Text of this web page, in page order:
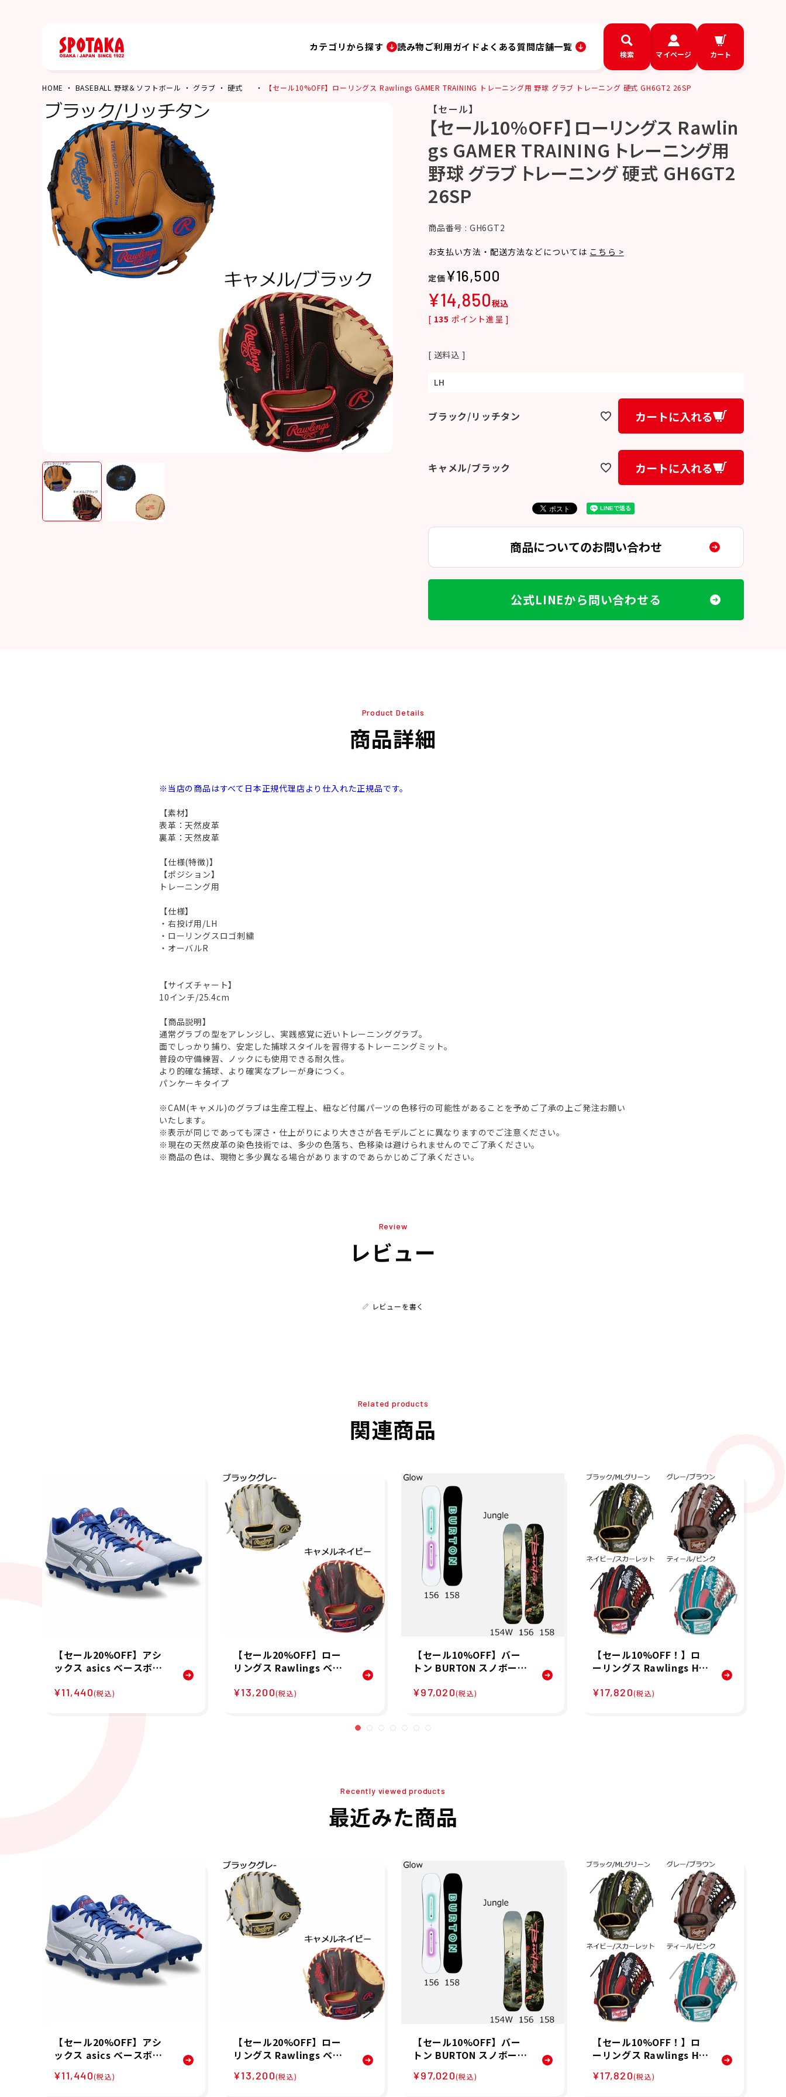
カテゴリから探す 読み物ご利用ガイドよくある質問店舗一覧
検索 マイページ カート
HOME BASEBALL 野球＆ソフトボール グラブ 硬式 【セール10%OFF】ローリングス Rawlings GAMER TRAINING トレーニング用 野球 グラブ トレーニング 硬式 GH6GT2 26SP
【セール】
【セール10%OFF】ローリングス Rawlin
gs GAMER TRAINING トレーニング用
野球 グラブ トレーニング 硬式 GH6GT2
26SP
商品番号 GH6GT2
お支払い方法・配送方法などについては こちら >
¥16,500
¥14,850税込
[ 135 ポイント進呈 ]
送料込
LH
ブラック/リッチタン カートに入れる
キャメル/ブラック カートに入れる
商品についてのお問い合わせ
公式LINEから問い合わせる
Product Details
商品詳細
※当店の商品はすべて日本正規代理店より仕入れた正規品です。
【素材】
表革：天然皮革
裏革：天然皮革
【仕様(特徴)】
【ポジション】
トレーニング用
【仕様】
・右投げ用/LH
・ローリングスロゴ刺繍
・オーバルR
【サイズチャート】
10インチ/25.4cm
【商品説明】
通常グラブの型をアレンジし、実践感覚に近いトレーニンググラブ。
面でしっかり捕り、安定した捕球スタイルを習得するトレーニングミット。
普段の守備練習、ノックにも使用できる耐久性。
より的確な捕球、より確実なプレーが身につく。
パンケーキタイプ
※CAM(キャメル)のグラブは生産工程上、紐など付属パーツの色移行の可能性があることを予めご了承の上ご発注お願い
いたします。
※表示が同じであっても深さ・仕上がりにより大きさが各モデルごとに異なりますのでご注意ください。
※現在の天然皮革の染色技術では、多少の色落ち、色移染は避けられませんのでご了承ください。
※商品の色は、現物と多少異なる場合がありますのであらかじめご了承ください。
Review
レビュー
レビューを書く
Related products
関連商品
【セール20%OFF】アシ
ックス asics ベースボー
ントスパイク ゴールドス
¥11,440(税込)
【セール20%OFF】ロー
リングス Rawlings ベー
ル グラブ ミット グローブ
¥13,200(税込)
【セール10%OFF】バー
トン BURTON スノボー
ustom キャンバー オール
¥97,020(税込)
【セール10%OFF！】ロ
ーリングス Rawlings HY
Y719 外野手用 野球 グラ
¥17,820(税込)
Recently viewed products
最近みた商品
【セール20%OFF】アシ
ックス asics ベースボー
ントスパイク ゴールドス
¥11,440(税込)
【セール20%OFF】ロー
リングス Rawlings ベー
ル グラブ ミット グローブ
¥13,200(税込)
【セール10%OFF】バー
トン BURTON スノボー
ustom キャンバー オール
¥97,020(税込)
【セール10%OFF！】ロ
ーリングス Rawlings HY
Y719 外野手用 野球 グラ
¥17,820(税込)